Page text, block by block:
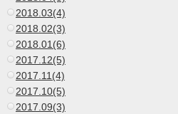
2018.03(4)
2018.02(3)
2018.01(6)
2017.12(5)
2017.11(4)
2017.10(5)
2017.09(3)